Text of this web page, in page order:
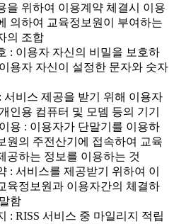
을 위하여 이용계약 체결시 이용
의하여 교육정보원이 부여하는
의 조합
: 이용자 자신의 비밀을 보호하
용자 자신이 설정한 문자와 숫자
비스 제공을 받기 위해 이용자
인용 컴퓨터 및 모뎀 등의 기기
용 : 이용자가 단말기를 이용하
원의 주전산기에 접속하여 교육
공하는 정보를 이용하는 것
: 서비스를 제공받기 위하여 이
육정보원과 이용자간의 체결하
함
: RISS 서비스 중 마일리지 적립